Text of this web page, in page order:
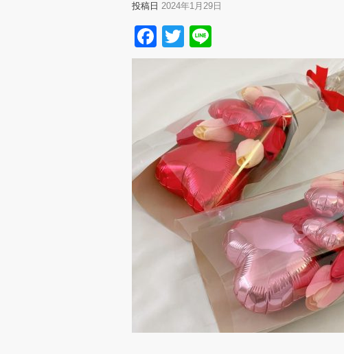
投稿日 2024年1月29日
Facebook
Twitter